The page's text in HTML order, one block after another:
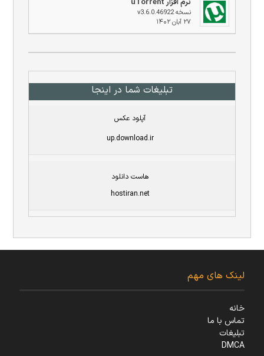
نسخه v3.6.0.46922
۲۷ آبان ۱۴۰۲
تبلیغات شما در اینجا
آپلود عکس
up.download.ir
هاست دانلود
hostiran.net
لینک های مهم
خانه
تماس با ما
تبلیغات
DMCA